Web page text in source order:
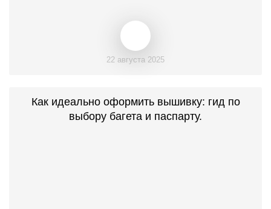
22 августа 2025
Как идеально оформить вышивку: гид по
выбору багета и паспарту.